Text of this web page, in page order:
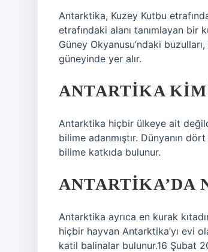
Antarktika, Kuzey Kutbu
etrafındaki alanı tanımlayan bir
Güney Okyanusu’ndaki
güneyinde yer alır.
ANTARTIKA
Antarktika hiçbir ülkeye ait
bilime adanmıştır. Dünyanın
bilime katkıda bulunur.
ANTARTIKA’DA
Antarktika ayrıca en kurak
hiçbir hayvan Antarktika’yı evi
katil balinalar bulunur.16 Şubat